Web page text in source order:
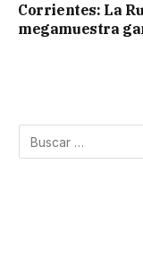
Corrientes: La
megamuestra